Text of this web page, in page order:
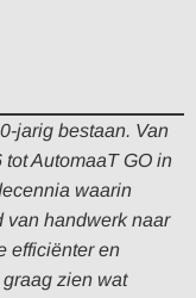
jarig bestaan. Van
AutomaaT GO in
waarin
van handwerk naar
efficiënter en
zien wat